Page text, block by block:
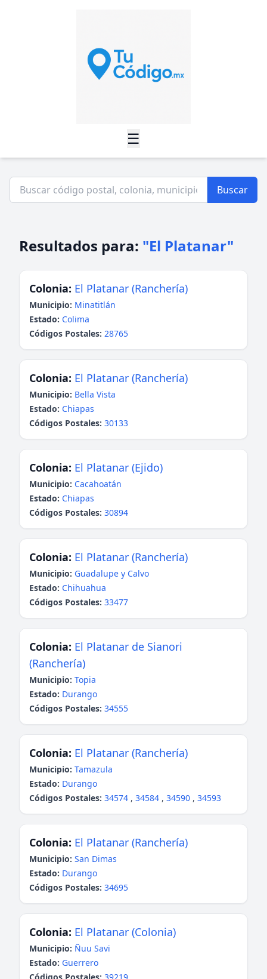
☰
Buscar
Resultados para: "El Platanar"
Colonia: El Platanar (Ranchería)
Municipio: Minatitlán
Estado: Colima
Códigos Postales: 28765
Colonia: El Platanar (Ranchería)
Municipio: Bella Vista
Estado: Chiapas
Códigos Postales: 30133
Colonia: El Platanar (Ejido)
Municipio: Cacahoatán
Estado: Chiapas
Códigos Postales: 30894
Colonia: El Platanar (Ranchería)
Municipio: Guadalupe y Calvo
Estado: Chihuahua
Códigos Postales: 33477
Colonia: El Platanar de Sianori
(Ranchería)
Municipio: Topia
Estado: Durango
Códigos Postales: 34555
Colonia: El Platanar (Ranchería)
Municipio: Tamazula
Estado: Durango
Códigos Postales: 34574 , 34584 , 34590 , 34593
Colonia: El Platanar (Ranchería)
Municipio: San Dimas
Estado: Durango
Códigos Postales: 34695
Colonia: El Platanar (Colonia)
Municipio: Ñuu Savi
Estado: Guerrero